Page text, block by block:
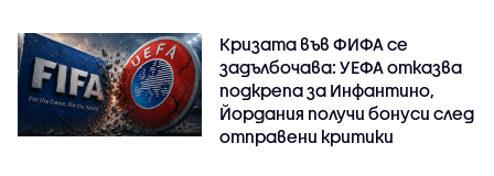
Кризата във ФИФА се
задълбочава: УЕФА отказва
подкрепа за Инфантино,
Йордания получи бонуси след
отправени критики